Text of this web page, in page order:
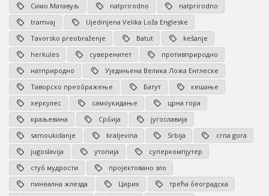
Симо Матавуљ
natprirodno
natprirodno
tramvaj
Ujedinjena Velika Loža Engleske
Tavorsko preobraženje
Batut
kešanje
herkules
суверенитет
противприродно
натприродно
Уједињена Велика Ложа Енглеске
Таворско преображење
Батут
кешање
херкулес
самоукидање
црна гора
краљевина
Србија
југославија
samoukidanje
kraljevina Srbija
crna gora
jugoslavija
утопија
суперкомпјутер
стуб мудрости
пројектовано зло
пинеална жлезда
Цирих
трећа београдска